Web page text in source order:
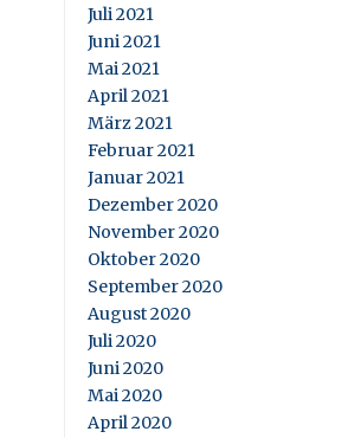
Juli 2021
Juni 2021
Mai 2021
April 2021
März 2021
Februar 2021
Januar 2021
Dezember 2020
November 2020
Oktober 2020
September 2020
August 2020
Juli 2020
Juni 2020
Mai 2020
April 2020